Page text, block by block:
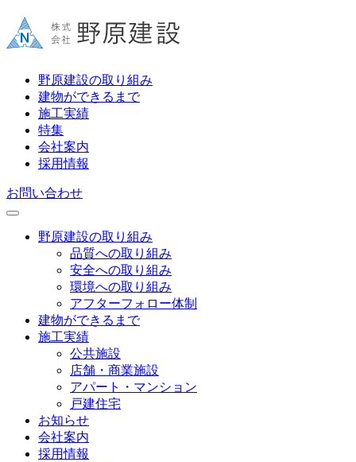
野原建設の取り組み
建物ができるまで
施工実績
特集
会社案内
採用情報
お問い合わせ
野原建設の取り組み
品質への取り組み
安全への取り組み
環境への取り組み
アフターフォロー体制
建物ができるまで
施工実績
公共施設
店舗・商業施設
アパート・マンション
戸建住宅
お知らせ
会社案内
採用情報